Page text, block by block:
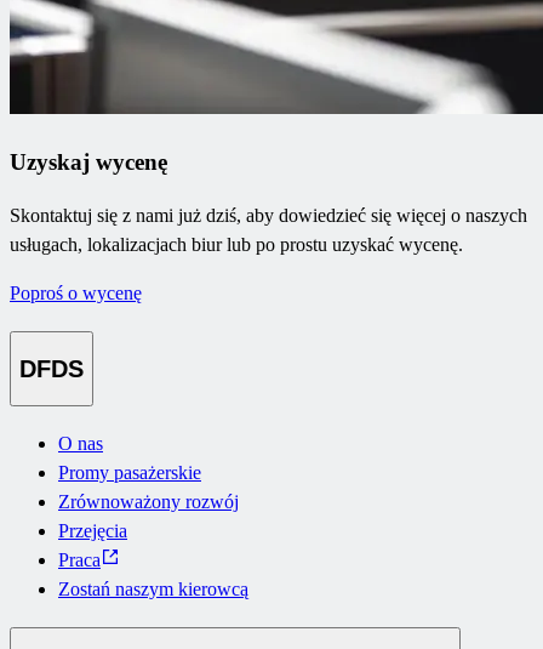
Uzyskaj wycenę
Skontaktuj się z nami już dziś, aby dowiedzieć się więcej o naszych
usługach, lokalizacjach biur lub po prostu uzyskać wycenę.
Poproś o wycenę
DFDS
O nas
Promy pasażerskie
Zrównoważony rozwój
Przejęcia
Praca
Zostań naszym kierowcą